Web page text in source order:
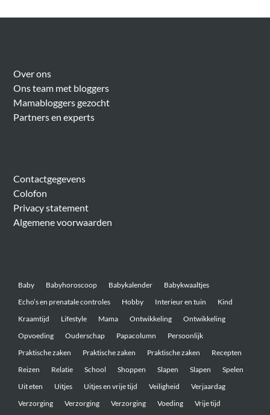
Over ons
Ons team met bloggers
Mamabloggers gezocht
Partners en experts
Contactgegevens
Colofon
Privacy statement
Algemene voorwaarden
Baby Babyhoroscoop Babykalender
Babykwaaltjes
Echo’s en prenatale controles
Hobby Interieur en tuin
Kind
Kraamtijd
Lifestyle Mama Ontwikkeling
Ontwikkeling
Opvoeding
Ouderschap Papacolumn
Persoonlijk
Praktische zaken
Praktische zaken Praktische zaken
Recepten
Reizen
Relatie School Shoppen Slapen Slapen
Spelen
Uit eten
Uitjes Uitjes en vrije tijd Veiligheid
Verjaardag
Verzorging
Verzorging Verzorging Voeding Vrije tijd